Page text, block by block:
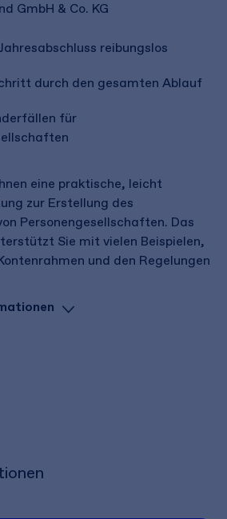
GmbH & Co. KG
reibungslos
durch den gesamten Ablauf
für
eine praktische, leicht
zur Erstellung des
Personengesellschaften. Das
Sie mit vielen Beispielen,
und den Regelungen